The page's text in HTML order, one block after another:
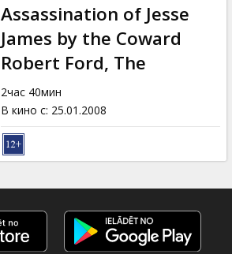
Assassination of Jesse
James by the Coward
Robert Ford, The
2час 40мин
В кино с: 25.01.2008